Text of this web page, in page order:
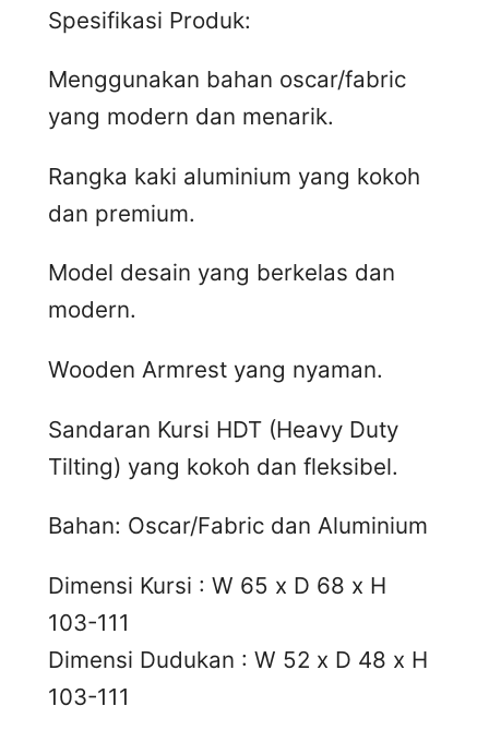
Spesifikasi Produk:
Menggunakan bahan oscar/fabric
yang modern dan menarik.
Rangka kaki aluminium yang kokoh
dan premium.
Model desain yang berkelas dan
modern.
Wooden Armrest yang nyaman.
Sandaran Kursi HDT (Heavy Duty
Tilting) yang kokoh dan fleksibel.
Bahan: Oscar/Fabric dan Aluminium
Dimensi Kursi : W 65 x D 68 x H
103-111
Dimensi Dudukan : W 52 x D 48 x H
103-111